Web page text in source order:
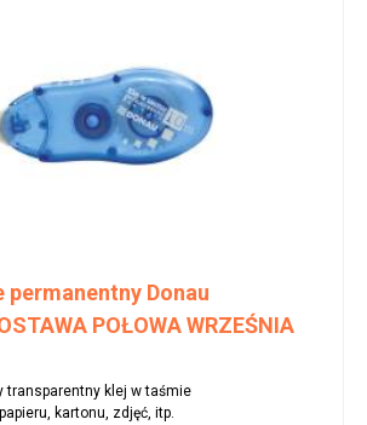
permanentny Donau
POŁOWA WRZEŚNIA
transparentny klej w taśmie
kartonu, zdjęć, itp.